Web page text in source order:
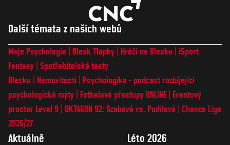
Další témata z našich webů
Moje Psychologie Blesk Tlapky Hráči na Blesku
iSport
Fantasy Spotřebitelské testy
Blesku
Nemovitosti
Psychologika - podcast rozbíjející
psychologické mýty
Fotbalové přestupy ONLINE
Eventový
prostor Level 9 OKTAGON 92: Szabová vs. Pudilová
Chance Liga
2026/27
Aktuálně Léto 2026